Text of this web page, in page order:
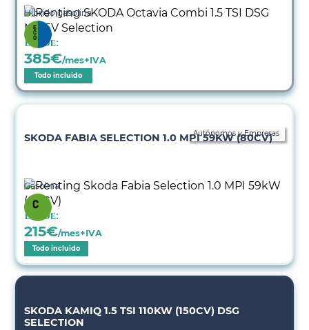
Híbrido gasolina
Autónomos y Empresas
Desde:
385€/mes+IVA
Todo incluido
SKODA FABIA SELECTION 1.0 MPI 59KW (80CV)
Gasolina
Desde:
215€/mes+IVA
Todo incluido
SKODA KAMIQ 1.5 TSI 110KW (150CV) DSG
SELECTION